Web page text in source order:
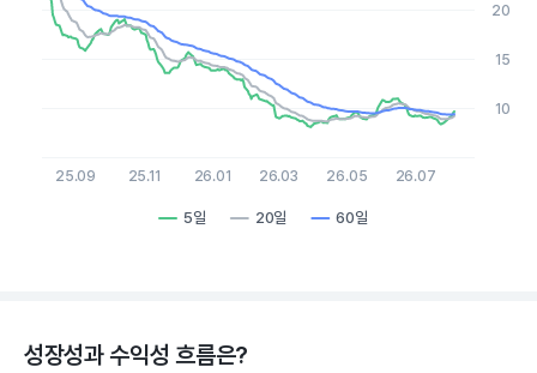
5일 20일 60일
25.09 25.11 26.01 26.03 26.05 26.07
10
15
20
성장성과 수익성 흐름은?